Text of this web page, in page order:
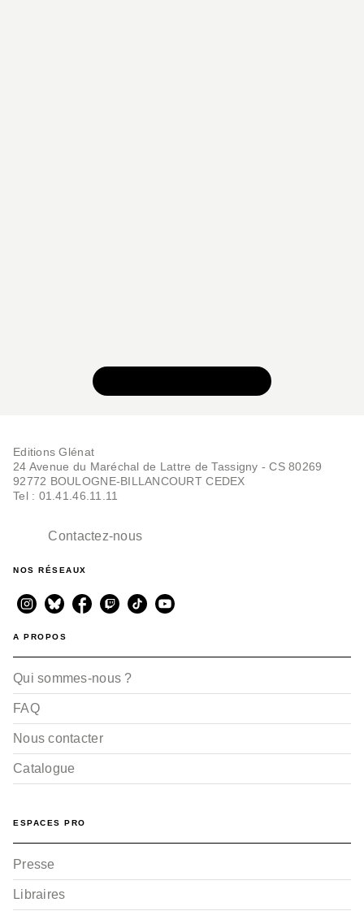
Editions Glénat
24 Avenue du Maréchal de Lattre de Tassigny - CS 80269
92772 BOULOGNE-BILLANCOURT CEDEX
Tel : 01.41.46.11.11
Contactez-nous
NOS RÉSEAUX
A PROPOS
Qui sommes-nous ?
FAQ
Nous contacter
Catalogue
ESPACES PRO
Presse
Libraires